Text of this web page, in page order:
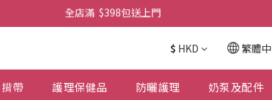
全店滿  $398包送上門
免費-簡單設計 禮卡 - 資料請在訂單上備注
$ HKD 繁體
揹帶 護理保健品 防曬護理 奶泵及配件